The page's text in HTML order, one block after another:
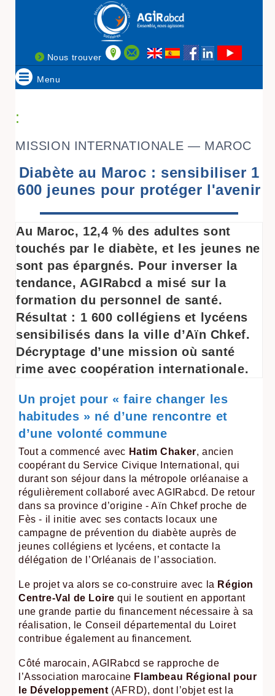
Nous trouver
Menu
:
MISSION INTERNATIONALE — MAROC
Diabète au Maroc : sensibiliser 1
600 jeunes pour protéger l'avenir
Au Maroc, 12,4 % des adultes sont
touchés par le diabète, et les jeunes ne
sont pas épargnés. Pour inverser la
tendance, AGIRabcd a misé sur la
formation du personnel de santé.
Résultat : 1 600 collégiens et lycéens
sensibilisés dans la ville d’Aïn Chkef.
Décryptage d’une mission où santé
rime avec coopération internationale.
Un projet pour « faire changer les
habitudes » né d’une rencontre et
d’une volonté commune
Tout a commencé avec Hatim Chaker, ancien
coopérant du Service Civique International, qui
durant son séjour dans la métropole orléanaise a
régulièrement collaboré avec AGIRabcd. De retour
dans sa province d’origine - Aïn Chkef proche de
Fès - il initie avec ses contacts locaux une
campagne de prévention du diabète auprès de
jeunes collégiens et lycéens, et contacte la
délégation de l’Orléanais de l’association.
Le projet va alors se co-construire avec la Région
Centre-Val de Loire qui le soutient en apportant
une grande partie du financement nécessaire à sa
réalisation, le Conseil départemental du Loiret
contribue également au financement.
Côté marocain, AGIRabcd se rapproche de
l’Association marocaine Flambeau Régional pour
le Développement (AFRD), dont l’objet est la